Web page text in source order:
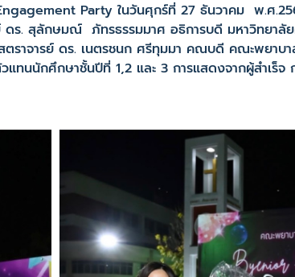
Party ในวันศุกร์ที่ 27 ธันวาคม พ.ศ
ร. สุลักษมณ์ ภัทรธรรมมาศ อธิการบดี มหาวิทยาลัย
ตราจารย์ ดร. เนตรชนก ศรีทุมมา คณบดี คณะพยา
ทนนักศึกษาชั้นปีที่ 1,2 และ 3 การแสดงจากผู้สำเร็